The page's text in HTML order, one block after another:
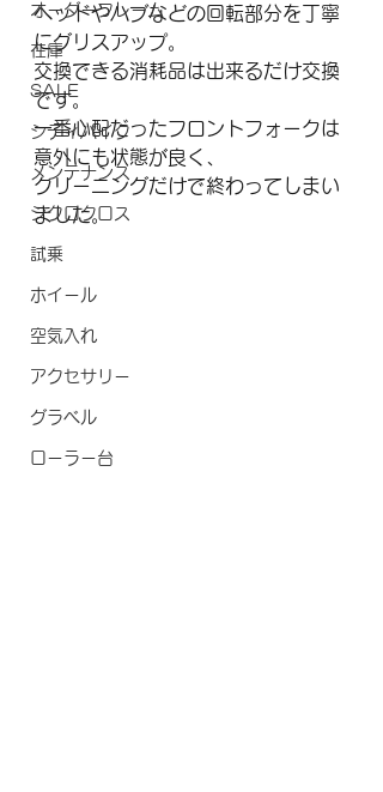
オーダーフレーム
在庫
SALE
シティバイク
メンテナンス
シクロクロス
試乗
ホイール
空気入れ
アクセサリー
グラベル
ローラー台
ヘッドやハブなどの回転部分を丁寧
にグリスアップ。
交換できる消耗品は出来るだけ交換
です。
一番心配だったフロントフォークは
意外にも状態が良く、
クリーニングだけで終わってしまい
ました。